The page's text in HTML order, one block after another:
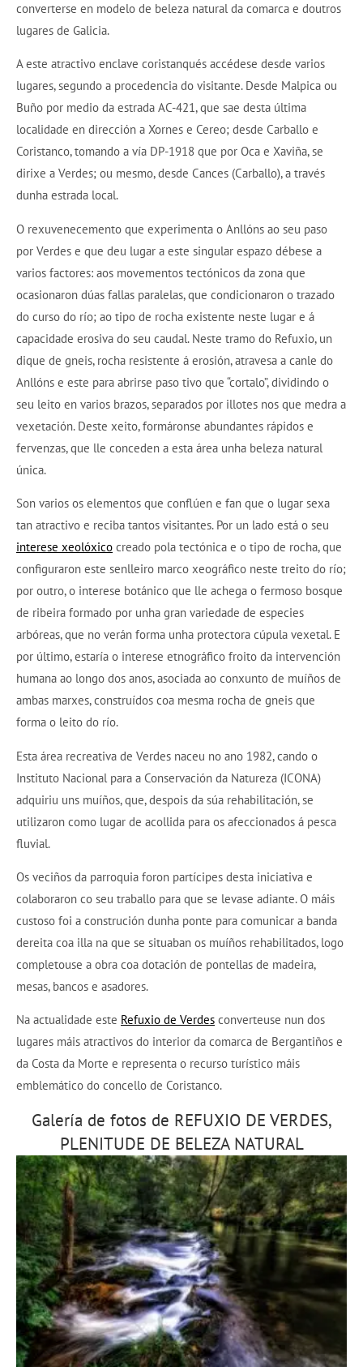
converterse en modelo de beleza natural da comarca e doutros
lugares de Galicia.
A este atractivo enclave coristanqués accédese desde varios
lugares, segundo a procedencia do visitante. Desde Malpica ou
Buño por medio da estrada AC-421, que sae desta última
localidade en dirección a Xornes e Cereo; desde Carballo e
Coristanco, tomando a vía DP-1918 que por Oca e Xaviña, se
dirixe a Verdes; ou mesmo, desde Cances (Carballo), a través
dunha estrada local.
O rexuvenecemento que experimenta o Anllóns ao seu paso
por Verdes e que deu lugar a este singular espazo débese a
varios factores: aos movementos tectónicos da zona que
ocasionaron dúas fallas paralelas, que condicionaron o trazado
do curso do río; ao tipo de rocha existente neste lugar e á
capacidade erosiva do seu caudal. Neste tramo do Refuxio, un
dique de gneis, rocha resistente á erosión, atravesa a canle do
Anllóns e este para abrirse paso tivo que “cortalo”, dividindo o
seu leito en varios brazos, separados por illotes nos que medra a
vexetación. Deste xeito, formáronse abundantes rápidos e
fervenzas, que lle conceden a esta área unha beleza natural
única.
Son varios os elementos que conflúen e fan que o lugar sexa
tan atractivo e reciba tantos visitantes. Por un lado está o seu
interese xeolóxico creado pola tectónica e o tipo de rocha, que
configuraron este senlleiro marco xeográfico neste treito do río;
por outro, o interese botánico que lle achega o fermoso bosque
de ribeira formado por unha gran variedade de especies
arbóreas, que no verán forma unha protectora cúpula vexetal. E
por último, estaría o interese etnográfico froito da intervención
humana ao longo dos anos, asociada ao conxunto de muíños de
ambas marxes, construídos coa mesma rocha de gneis que
forma o leito do río.
Esta área recreativa de Verdes naceu no ano 1982, cando o
Instituto Nacional para a Conservación da Natureza (ICONA)
adquiriu uns muíños, que, despois da súa rehabilitación, se
utilizaron como lugar de acollida para os afeccionados á pesca
fluvial.
Os veciños da parroquia foron partícipes desta iniciativa e
colaboraron co seu traballo para que se levase adiante. O máis
custoso foi a construción dunha ponte para comunicar a banda
dereita coa illa na que se situaban os muíños rehabilitados, logo
completouse a obra coa dotación de pontellas de madeira,
mesas, bancos e asadores.
Na actualidade este Refuxio de Verdes converteuse nun dos
lugares máis atractivos do interior da comarca de Bergantiños e
da Costa da Morte e representa o recurso turístico máis
emblemático do concello de Coristanco.
Galería de fotos de REFUXIO DE VERDES,
PLENITUDE DE BELEZA NATURAL